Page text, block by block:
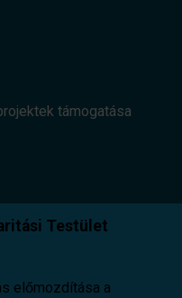
támogatása
Testület
előmozdítása a